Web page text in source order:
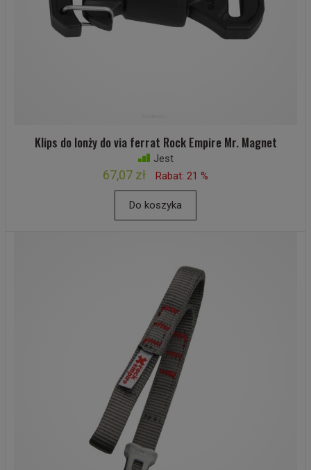
Klips do lonży do via ferrat Rock Empire Mr. Magnet
Jest
67,07 zł Rabat: 21 %
Do koszyka